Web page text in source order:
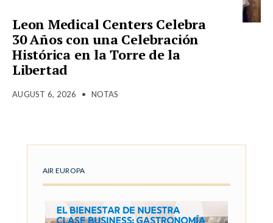
Leon Medical Centers Celebra
30 Años con una Celebración
Histórica en la Torre de la
Libertad
AUGUST 6, 2026 • NOTAS
AIR EUROPA